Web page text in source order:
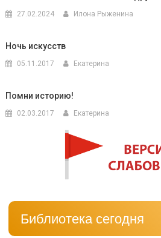
27.02.2024 Илона Рыженина
Ночь искусств
05.11.2017 Екатерина
Помни историю!
02.03.2017 Екатерина
Библиотека сегодня